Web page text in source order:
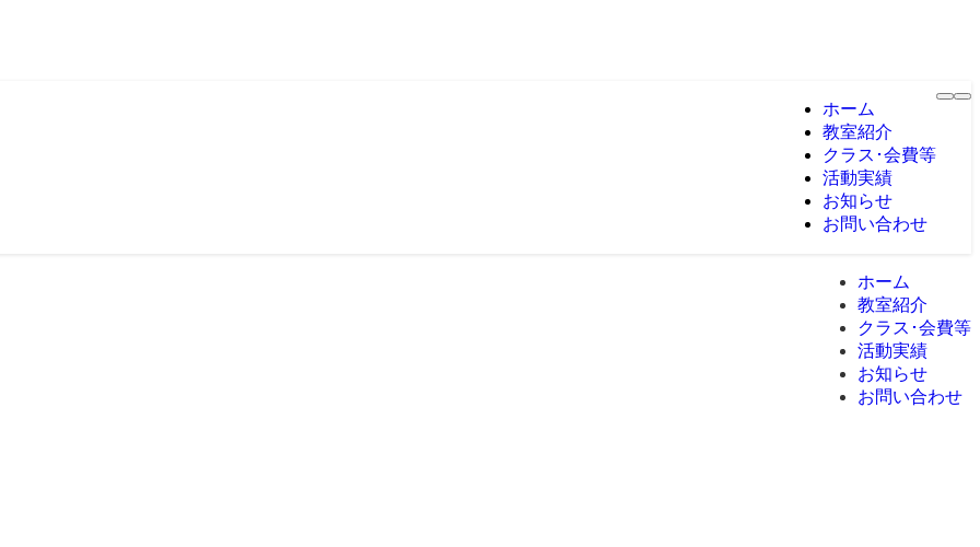
ホーム
教室紹介
クラス･会費等
活動実績
お知らせ
お問い合わせ
ホーム
教室紹介
クラス･会費等
活動実績
お知らせ
お問い合わせ